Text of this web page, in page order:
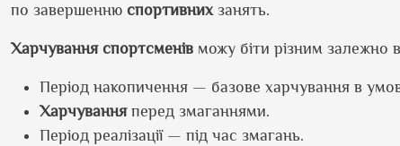
по завершенню спортивнихзанять.
Харчування спортсменів можу біти різним залежно
Період накопичення — базове харчування в
Харчування перед змаганнями.
Період реалізації — під час змагань.